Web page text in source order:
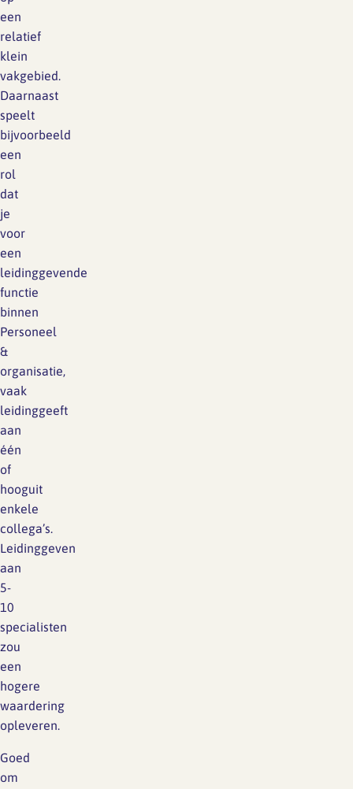
een
relatief
klein
vakgebied.
Daarnaast
speelt
bijvoorbeeld
een
rol
dat
je
voor
een
leidinggevende
functie
binnen
Personeel
&
organisatie,
vaak
leidinggeeft
aan
één
of
hooguit
enkele
collega’s.
Leidinggeven
aan
5-
10
specialisten
zou
een
hogere
waardering
opleveren.
Goed
om